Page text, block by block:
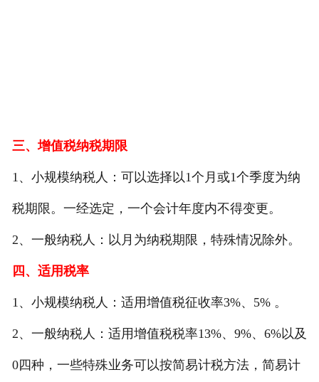
三、增值税纳税期限
1、小规模纳税人：可以选择以1个月或1个季度为纳
税期限。一经选定，一个会计年度内不得变更。
2、一般纳税人：以月为纳税期限，特殊情况除外。
四、适用税率
1、小规模纳税人：适用增值税征收率3%、5% 。
2、一般纳税人：适用增值税税率13%、9%、6%以及
0四种，一些特殊业务可以按简易计税方法，简易计